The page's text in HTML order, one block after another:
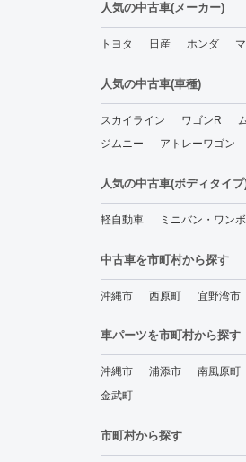
人気の中古車(メーカー)
トヨタ 日産 ホンダ
人気の中古車(車種)
スカイライン ワゴンR
ジムニー
アトレーワゴン
人気の中古車(ボディタイプ
軽自動車 ミニバン・ワン
中古車を市町村から探す
沖縄市 西原町 宜野湾市
車パーツを市町村から探す
沖縄市 浦添市 南風原町
金武町
市町村から探す